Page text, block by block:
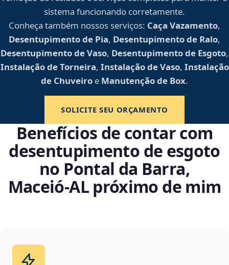
sistema funcionando corretamente.
Conheça também nossos serviços: Caça Vazamento,
Desentupimento de Pia, Desentupimento de Ralo,
Desentupimento de Vaso, Desentupimento de Esgoto,
Instalação de Torneira, Instalação de Vaso, Instalação
de Chuveiro e Manutenção de Box.
SOLICITE SEU ORÇAMENTO
Benefícios de contar com
desentupimento de esgoto
no Pontal da Barra,
Maceió‑AL próximo de mim